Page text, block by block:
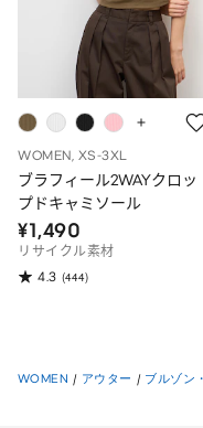
WOMEN, XS-3XL
ブラフィール2WAYクロッ
プドキャミソール
¥1,490
リサイクル素材
4.3 (444)
WOMEN / アウター / ブルゾン